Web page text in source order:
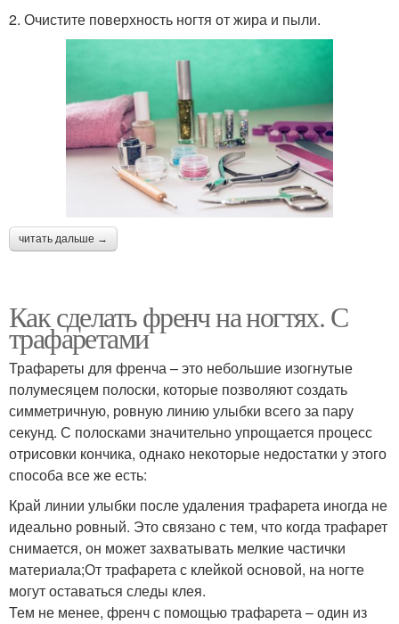
2. Очистите поверхность ногтя от жира и пыли.
читать дальше →
Как сделать френч на ногтях. С
трафаретами
Трафареты для френча – это небольшие изогнутые
полумесяцем полоски, которые позволяют создать
симметричную, ровную линию улыбки всего за пару
секунд. С полосками значительно упрощается процесс
отрисовки кончика, однако некоторые недостатки у этого
способа все же есть:
Край линии улыбки после удаления трафарета иногда не
идеально ровный. Это связано с тем, что когда трафарет
снимается, он может захватывать мелкие частички
материала;От трафарета с клейкой основой, на ногте
могут оставаться следы клея.
Тем не менее, френч с помощью трафарета – один из